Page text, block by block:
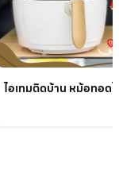
ไอเทมติดบ้าน หม้อทอด